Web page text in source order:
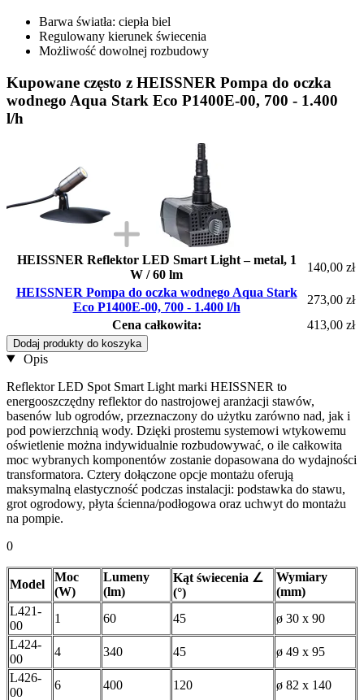
Barwa światła: ciepła biel
Regulowany kierunek świecenia
Możliwość dowolnej rozbudowy
Kupowane często z HEISSNER Pompa do oczka
wodnego Aqua Stark Eco P1400E-00, 700 - 1.400
l/h
HEISSNER Reflektor LED Smart Light – metal, 1
W / 60 lm
140,00 zł
HEISSNER Pompa do oczka wodnego Aqua Stark
Eco P1400E-00, 700 - 1.400 l/h
273,00 zł
Cena całkowita:
413,00 zł
Dodaj produkty do koszyka
Opis
Reflektor LED Spot Smart Light marki HEISSNER to
energooszczędny reflektor do nastrojowej aranżacji stawów,
basenów lub ogrodów, przeznaczony do użytku zarówno nad, jak i
pod powierzchnią wody. Dzięki prostemu systemowi wtykowemu
oświetlenie można indywidualnie rozbudowywać, o ile całkowita
moc wybranych komponentów zostanie dopasowana do wydajności
transformatora. Cztery dołączone opcje montażu oferują
maksymalną elastyczność podczas instalacji: podstawka do stawu,
grot ogrodowy, płyta ścienna/podłogowa oraz uchwyt do montażu
na pompie.
0
Model
Moc
(W)
Lumeny
(lm)
Kąt świecenia ∠
(°)
Wymiary
(mm)
L421-
00
1 60 45
ø 30 x 90
L424-
00
4 340 45
ø 49 x 95
L426-
00
6 400 120 ø 82 x 140